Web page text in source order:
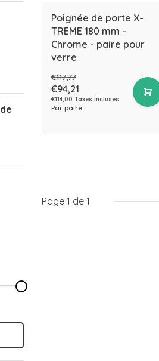
Poignée de porte X-
TREME 180 mm -
Chrome - paire pour
verre
€117,77
€94,21
€114,00 Taxes incluses
Par paire
Page 1 de 1